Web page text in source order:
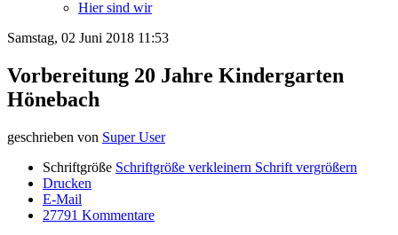
Hier sind wir
Samstag, 02 Juni 2018 11:53
Vorbereitung 20 Jahre Kindergarten
Hönebach
geschrieben von Super User
Schriftgröße Schriftgröße verkleinern Schrift vergrößern
Drucken
E-Mail
27791 Kommentare